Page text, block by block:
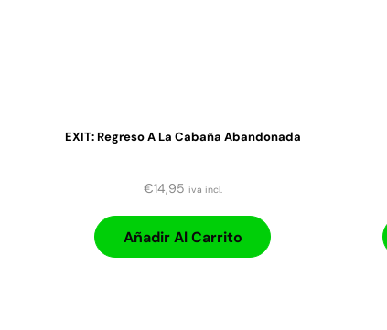
EXIT: Regreso A La Cabaña Abandonada
€14,95 iva incl.
Añadir Al Carrito